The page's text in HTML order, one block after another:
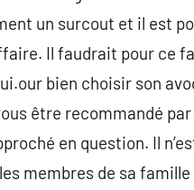
un surcout et il est
Il faudrait pour ce
bien choisir son
être recommandé par
en question. Il
membres de sa famille